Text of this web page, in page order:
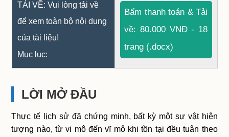
TẢI VỀ: Vui lòng tải về
để xem toàn bộ nội dung
của tài liệu!
Mục lục:
Bấm thanh toán & Tải
về: 80.000 VNĐ - 18
trang (.docx)
LỜI MỞ ĐẦU
Thực tế lịch sử đã chứng minh, bất kỳ một sự vật hiện
tượng nào, từ vi mô đến vĩ mô khi tồn tại đều tuân theo